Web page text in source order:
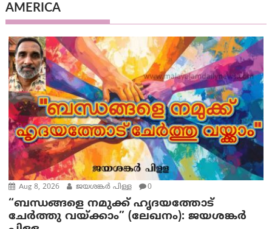
AMERICA
Aug 8, 2026 ജയശങ്കര്‍ പിള്ള 0
“ബന്ധങ്ങളെ നമുക്ക് ഹൃദയത്തോട്
ചേർത്തു വയ്ക്കാം” (ലേഖനം): ജയശങ്കര്‍